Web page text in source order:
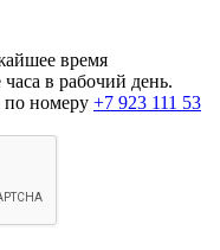
время
в рабочий день.
по номеру +7 923 111 53